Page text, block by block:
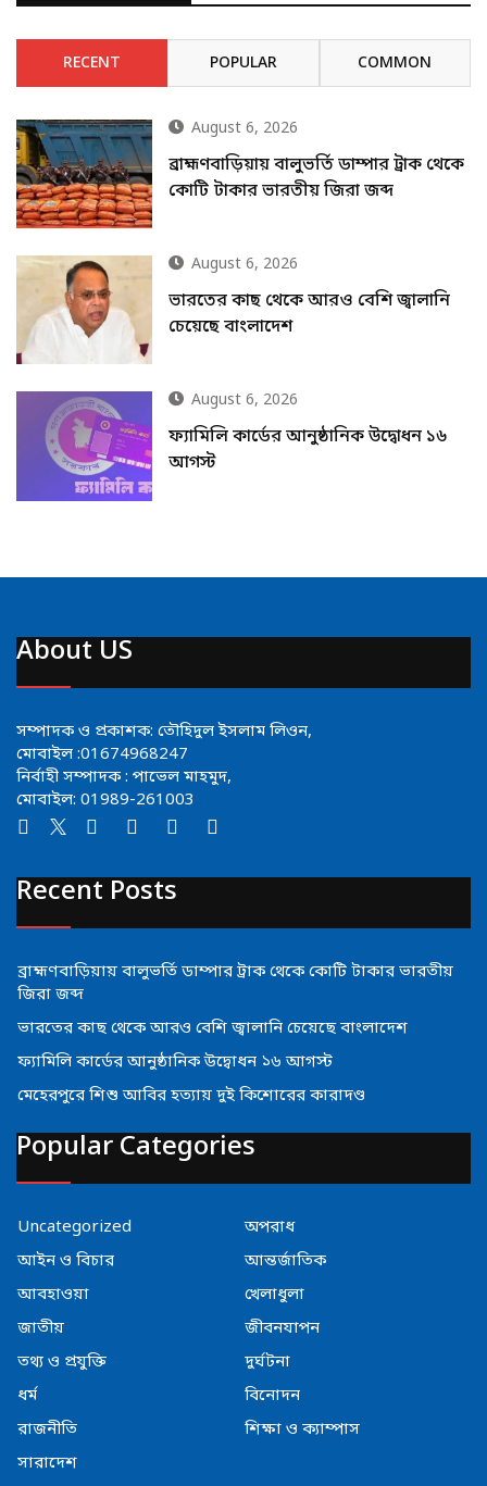
RECENT POPULAR COMMON
August 6, 2026
ব্রাহ্মণবাড়িয়ায় বালুভর্তি ডাম্পার ট্রাক থেকে
কোটি টাকার ভারতীয় জিরা জব্দ
August 6, 2026
ভারতের কাছ থেকে আরও বেশি জ্বালানি
চেয়েছে বাংলাদেশ
August 6, 2026
ফ্যামিলি কার্ডের আনুষ্ঠানিক উদ্বোধন ১৬
আগস্ট
About US
সম্পাদক ও প্রকাশক: তৌহিদুল ইসলাম লিওন,
মোবাইল :01674968247
নির্বাহী সম্পাদক : পাভেল মাহমুদ,
মোবাইল: 01989-261003
Recent Posts
ব্রাহ্মণবাড়িয়ায় বালুভর্তি ডাম্পার ট্রাক থেকে কোটি টাকার ভারতীয়
জিরা জব্দ
ভারতের কাছ থেকে আরও বেশি জ্বালানি চেয়েছে বাংলাদেশ
ফ্যামিলি কার্ডের আনুষ্ঠানিক উদ্বোধন ১৬ আগস্ট
মেহেরপুরে শিশু আবির হত্যায় দুই কিশোরের কারাদণ্ড
Popular Categories
Uncategorized
অপরাধ
আইন ও বিচার
আন্তর্জাতিক
আবহাওয়া
খেলাধুলা
জাতীয়
জীবনযাপন
তথ্য ও প্রযুক্তি
দুর্ঘটনা
ধর্ম
বিনোদন
রাজনীতি
শিক্ষা ও ক্যাম্পাস
সারাদেশ